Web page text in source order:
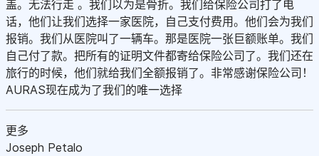
盖。无法行走 。我们以为是骨折。我们给保险公司打了电
话，他们让我们选择一家医院，自己支付费用。他们会为我们
报销。我们从医院叫了一辆车。那是医院一张巨额账单。我们
自己付了款。把所有的证明文件都寄给保险公司了。我们还在
旅行的时候，他们就给我们全额报销了。非常感谢保险公司！
AURAS现在成为了我们的唯一选择
更多
Joseph Petalo